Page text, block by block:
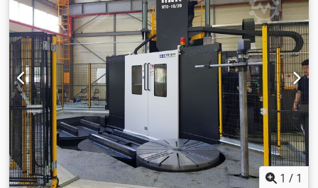
Siemens Typ 840 D Djdeyft S Aspfx Aquokr - Zmiennik
narzędzi - Maksymalna masa przedmiotu obrabianego:
6.500 kg - Przesuw suportu (pionowy): 1.000 mm - Prędkość
obrotowa: 10-315 obr./min - Posuw: 3.600 mm/min
Oględziny możliwe w każdej chwili po wcześniejszym
uzgodnieniu.
1 / 1